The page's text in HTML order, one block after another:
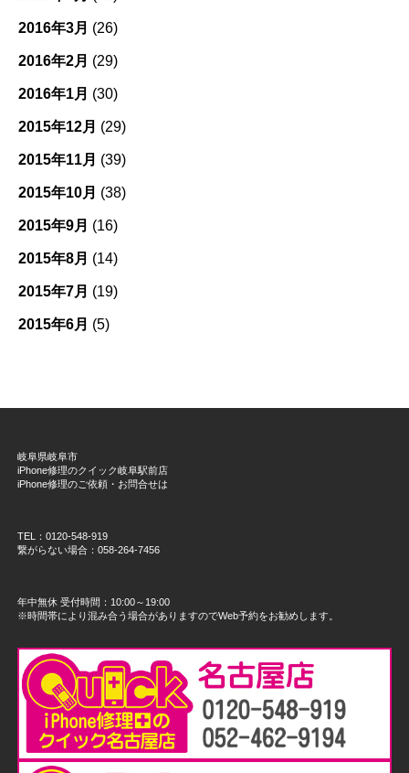
2016年3月 (26)
2016年2月 (29)
2016年1月 (30)
2015年12月 (29)
2015年11月 (39)
2015年10月 (38)
2015年9月 (16)
2015年8月 (14)
2015年7月 (19)
2015年6月 (5)
岐阜県岐阜市
iPhone修理のクイック岐阜駅前店
iPhone修理のご依頼・お問合せは
TEL：0120-548-919
繋がらない場合：058-264-7456
年中無休 受付時間：10:00～19:00
※時間帯により混み合う場合がありますのでWeb予約をお勧めします。